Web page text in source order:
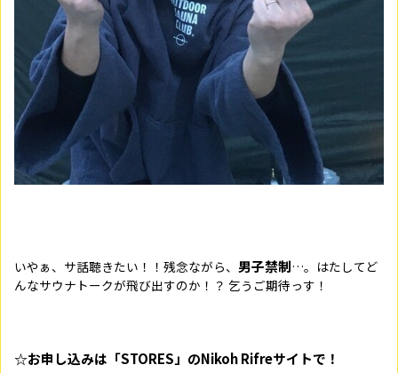
いやぁ、サ話聴きたい！！残念ながら、 男子禁制…。はたしてど
んなサウナトークが飛び出すのか！？ 乞うご期待っす！
☆お申し込みは「STORES」のNikoh Rifreサイトで！